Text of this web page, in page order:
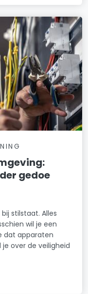
gedoe
stilstaat. Alles
wil je een
dat apparaten
over de veiligheid